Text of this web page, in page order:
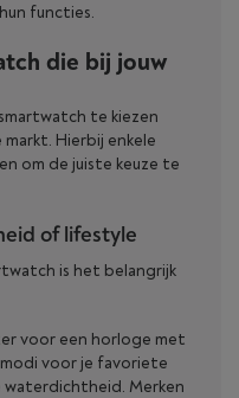
functies.
die bij jouw
te kiezen
Hierbij enkele
om de juiste keuze te
of lifestyle
is het belangrijk
voor een horloge met
voor je favoriete
Merken